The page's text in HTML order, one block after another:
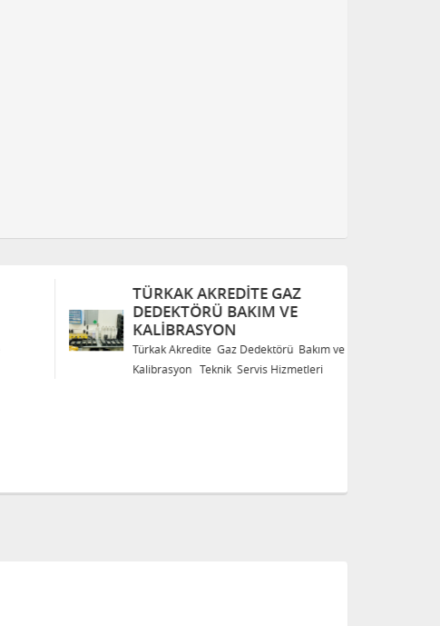
TÜRKAK AKREDITE GAZ
DEDEKTÖRÜ BAKIM VE
KALIBRASYON
Türkak Akredite Gaz Dedektörü Bakım ve
Kalibrasyon Teknik Servis Hizmetleri